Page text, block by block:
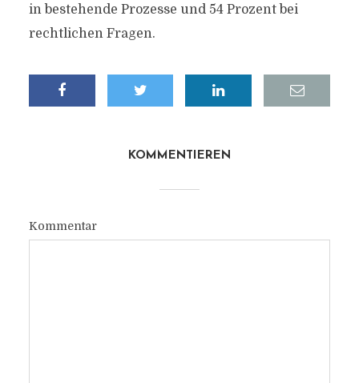
in bestehende Prozesse und 54 Prozent bei
rechtlichen Fragen.
KOMMENTIEREN
Kommentar